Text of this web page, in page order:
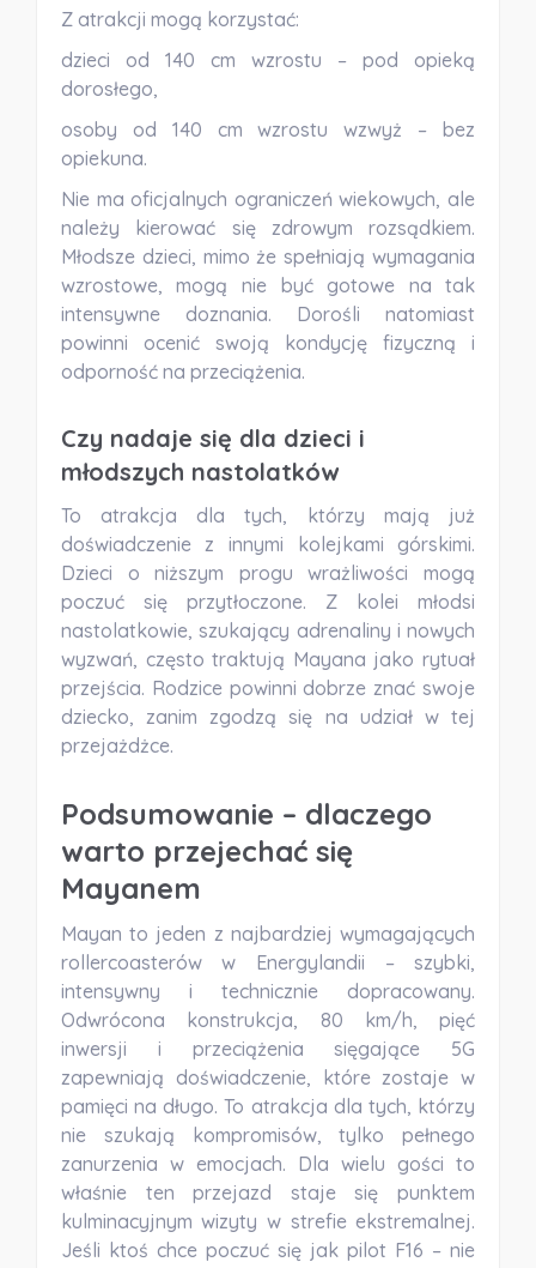
Z atrakcji mogą korzystać:
dzieci od 140 cm wzrostu – pod opieką
dorosłego,
osoby od 140 cm wzrostu wzwyż – bez
opiekuna.
Nie ma oficjalnych ograniczeń wiekowych, ale
należy kierować się zdrowym rozsądkiem.
Młodsze dzieci, mimo że spełniają wymagania
wzrostowe, mogą nie być gotowe na tak
intensywne doznania. Dorośli natomiast
powinni ocenić swoją kondycję fizyczną i
odporność na przeciążenia.
Czy nadaje się dla dzieci i
młodszych nastolatków
To atrakcja dla tych, którzy mają już
doświadczenie z innymi kolejkami górskimi.
Dzieci o niższym progu wrażliwości mogą
poczuć się przytłoczone. Z kolei młodsi
nastolatkowie, szukający adrenaliny i nowych
wyzwań, często traktują Mayana jako rytuał
przejścia. Rodzice powinni dobrze znać swoje
dziecko, zanim zgodzą się na udział w tej
przejażdżce.
Podsumowanie – dlaczego
warto przejechać się
Mayanem
Mayan to jeden z najbardziej wymagających
rollercoasterów w Energylandii – szybki,
intensywny i technicznie dopracowany.
Odwrócona konstrukcja, 80 km/h, pięć
inwersji i przeciążenia sięgające 5G
zapewniają doświadczenie, które zostaje w
pamięci na długo. To atrakcja dla tych, którzy
nie szukają kompromisów, tylko pełnego
zanurzenia w emocjach. Dla wielu gości to
właśnie ten przejazd staje się punktem
kulminacyjnym wizyty w strefie ekstremalnej.
Jeśli ktoś chce poczuć się jak pilot F16 – nie